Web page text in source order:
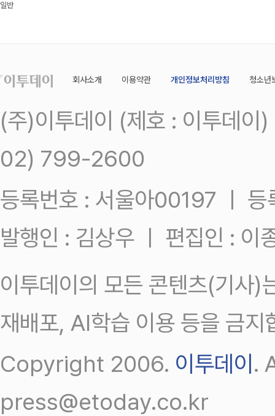
일반
회사소개 이용약관 개인정보처리방침 청소년
(주)이투데이 (제호 : 이투데
02) 799-2600
등록번호 : 서울아00197 ㅣ
발행인 : 김상우 ㅣ 편집인 : 이
이투데이의 모든 콘텐츠(기사)
재배포, AI학습 이용 등을 금지
Copyright 2006. 이투데이.
press@etoday.co.kr